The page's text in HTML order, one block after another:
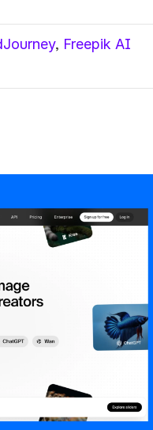
, Freepik AI